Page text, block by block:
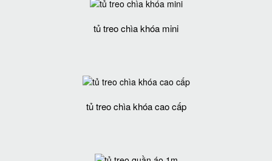
tủ treo chìa khóa mini
tủ treo chìa khóa cao cấp